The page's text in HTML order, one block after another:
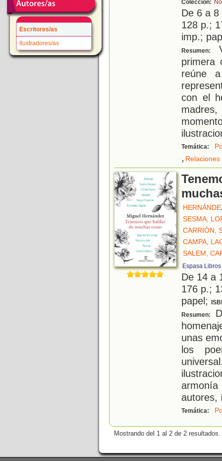
Escritores/as
Ilustradores/as
Colección:
De 6 a
128 p.;
imp.;
Resumen:
primera
reúne
con el
Temática:
,
SESMA,
CARRIÓN,
CAMPA,
SALEM,
Espasa Libros
De 14 a
176 p.;
papel;
Resumen:
unas
los
armonía
autores,
Temática:
Mostrando del 1 al 2 de 2 resultados.